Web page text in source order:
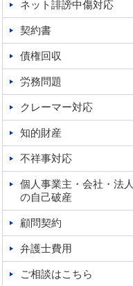
ネット誹謗中傷対応
契約書
債権回収
労務問題
クレーマー対応
知的財産
不祥事対応
個人事業主・会社・法人
の自己破産
顧問契約
弁護士費用
ご相談はこちら